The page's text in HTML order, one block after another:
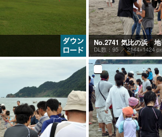
No.2741 気比の浜 地
DL数：95 ／2144×1424 px